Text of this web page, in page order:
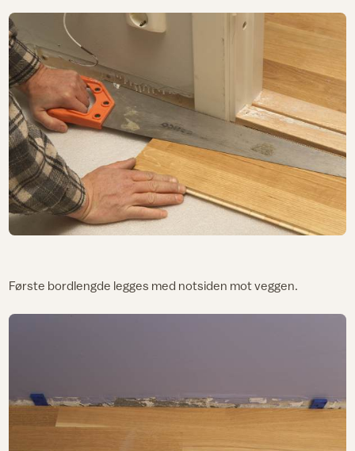
Første bordlengde legges med notsiden mot veggen.